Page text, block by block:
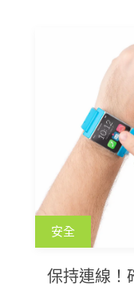
安全
保持連線！